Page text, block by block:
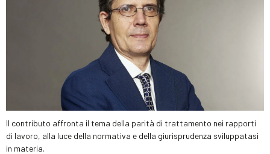
Il contributo affronta il tema della parità di trattamento nei rapporti
di lavoro, alla luce della normativa e della giurisprudenza sviluppatasi
in materia.